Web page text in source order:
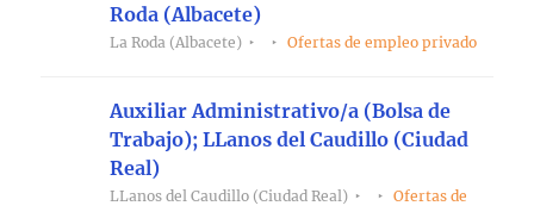
Roda (Albacete)
La Roda (Albacete) Ofertas de empleo privado
Auxiliar Administrativo/a (Bolsa de
Trabajo); LLanos del Caudillo (Ciudad
Real)
LLanos del Caudillo (Ciudad Real)
Ofertas de